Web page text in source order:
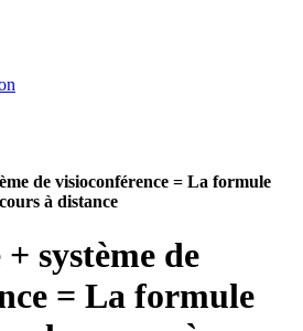
de visioconférence = La formule
à distance
système de
= La formule